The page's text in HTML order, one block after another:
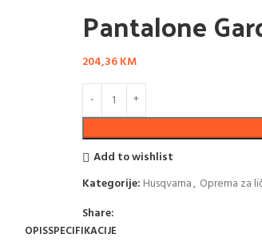
Pantalone
204,36KM
Add to wishlist
Kategorije: Husqvarna, Oprema za
Share:
OPISSPECIFIKACIJE